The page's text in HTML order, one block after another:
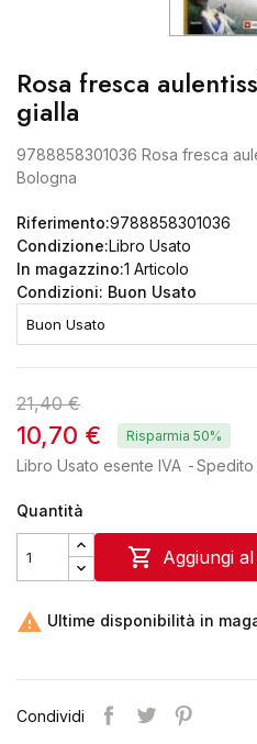
Rosa fresca
gialla
9788858301036 Rosa fresca
Bologna
Riferimento:9788858301036
Condizione:Libro Usato
In magazzino:1 Articolo
Condizioni: Buon Usato
21,40 €
10,70 € Risparmia 50%
Libro Usato esente IVA
Quantità
 Aggiungi
 Ultime disponibilità in
Condividi